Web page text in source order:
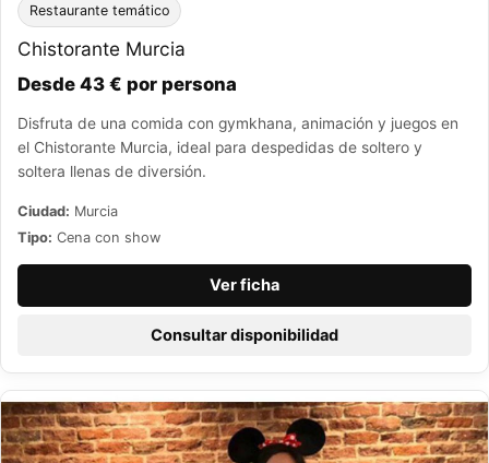
Restaurante temático
Chistorante Murcia
Desde 43 € por persona
Disfruta de una comida con gymkhana, animación y juegos en
el Chistorante Murcia, ideal para despedidas de soltero y
soltera llenas de diversión.
Ciudad: Murcia
Tipo: Cena con show
Ver ficha
Consultar disponibilidad